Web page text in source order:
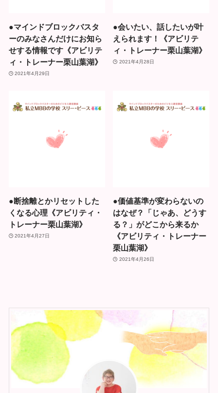
●マインドブロックバスタ
ーのみなさんだけにお知ら
せする情報です《アビリテ
ィ・トレーナー栗山葉湖》
2021年4月29日
●会いたい、話したいが叶
えられます！《アビリテ
ィ・トレーナー栗山葉湖》
2021年4月28日
●断捨離とかリセットした
くなる心理《アビリティ・
トレーナー栗山葉湖》
2021年4月27日
●価値基準が変わらないの
はなぜ？「じゃあ、どうす
る？」がどこから来るか
《アビリティ・トレーナー
栗山葉湖》
2021年4月26日